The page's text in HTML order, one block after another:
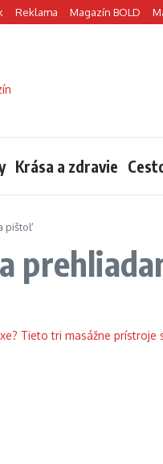
Reklama Magazín BOLD
Krása a zdravie
pištoľ